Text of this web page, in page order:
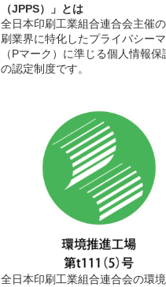
（JPPS）」とは
全日本印刷工業組合連合会主催
刷業界に特化したプライバシー
（Pマーク）に準じる個人情報保
の認定制度です。
全日本印刷工業組合連合会の環